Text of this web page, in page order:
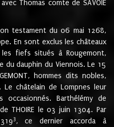
Thomas comte de SAVOIE
testament du 06 mai 1268,
En sont exclus les châteaux
fiefs situés à Rougemont,
du dauphin du Viennois. Le 15
hommes dits nobles,
. Le châtelain de Lompnes leur
Barthélémy de
THOIRE le 03 juin 1304. Par
3, ce dernier accorda à